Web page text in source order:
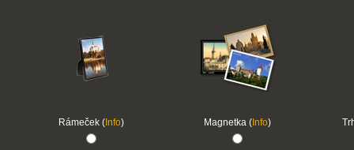
Rámeček (Info) Magnetka (Info)